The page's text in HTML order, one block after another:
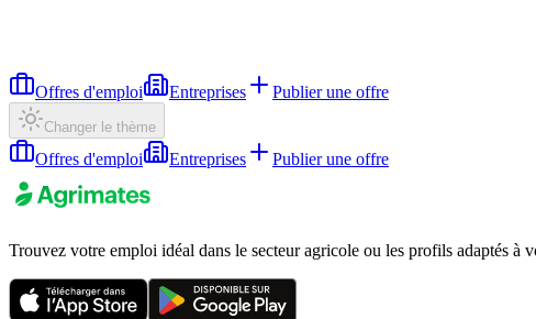
Offres d'emploi Entreprises Publier une offre
Changer le thème
Offres d'emploi Entreprises Publier une offre
Trouvez votre emploi idéal dans le secteur agricole ou les profils adaptés à